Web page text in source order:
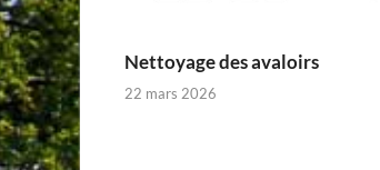
Nettoyage des avaloirs
22 mars 2026